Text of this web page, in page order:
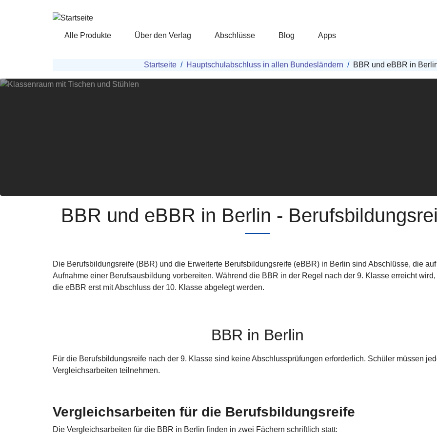
Alle Produkte Über den Verlag Abschlüsse Blog Apps
PfadnavigationStartseite Hauptschulabschluss in allen Bundesländern BBR und eBBR in
BBR und eBBR in Berlin -
Die Berufsbildungsreife (BBR) und die Erweiterte Berufsbildungsreife (eBBR) in Berlin sind Abschlüsse, die
Aufnahme einer Berufsausbildung vorbereiten. Während die BBR in der Regel nach der 9. Klasse erreicht
die eBBR erst mit Abschluss der 10. Klasse abgelegt werden.
BBR in Berlin
Für die Berufsbildungsreife nach der 9. Klasse sind keine Abschlussprüfungen erforderlich. Schüler müssen
Vergleichsarbeiten teilnehmen.
Vergleichsarbeiten für die Berufsbildungsreife
Die Vergleichsarbeiten für die BBR in Berlin finden in zwei Fächern schriftlich statt: